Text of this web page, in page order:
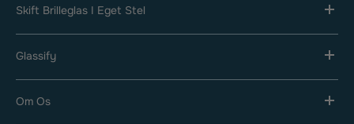
Skift Brilleglas I Eget Stel
Glassify
Om Os